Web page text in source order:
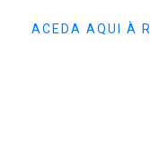
ACEDA AQUI À